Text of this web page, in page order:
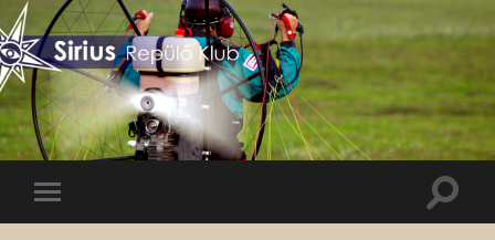
Sirius
Repülő
Klub
Mobil
menü